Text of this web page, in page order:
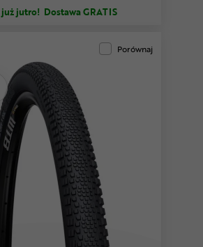
już jutro! Dostawa GRATIS
Porównaj